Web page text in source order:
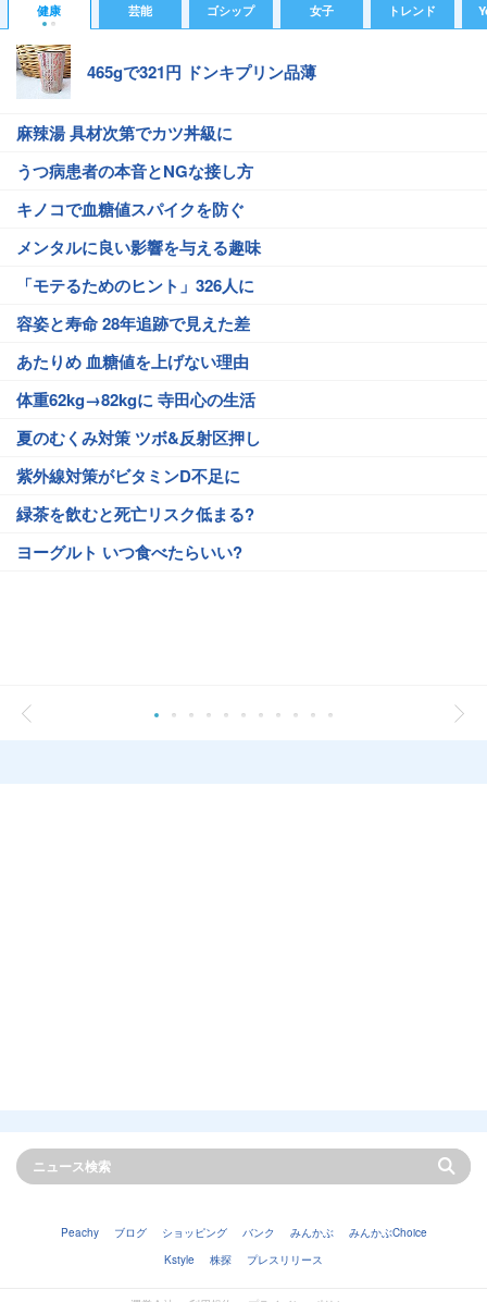
健康 芸能 ゴシップ 女子 トレンド
465gで321円 ドンキプリン品薄
麻辣湯 具材次第でカツ丼級に
うつ病患者の本音とNGな接し方
キノコで血糖値スパイクを防ぐ
メンタルに良い影響を与える趣味
「モテるためのヒント」326人に
容姿と寿命 28年追跡で見えた差
あたりめ 血糖値を上げない理由
体重62kg→82kgに 寺田心の生活
夏のむくみ対策 ツボ&反射区押し
紫外線対策がビタミンD不足に
緑茶を飲むと死亡リスク低まる?
ヨーグルト いつ食べたらいい?
Peachy ブログ ショッピング バンク みんかぶ
みんかぶChoice
Kstyle
株探 プレスリリース